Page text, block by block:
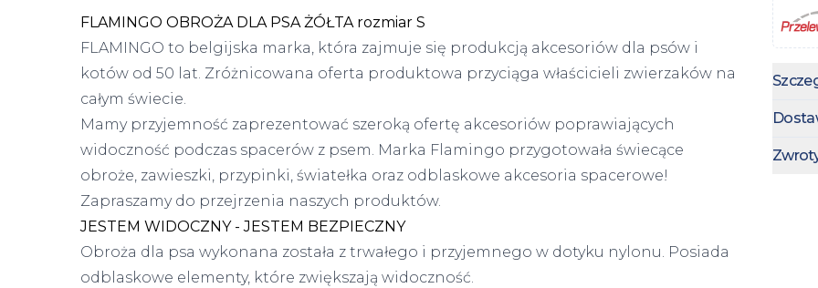
FLAMINGO OBROŻA DLA PSA ŻÓŁTA rozmiar S
FLAMINGO to belgijska marka, która zajmuje się produkcją akcesoriów dla psów i
kotów od 50 lat. Zróżnicowana oferta produktowa przyciąga właścicieli zwierzaków na
całym świecie.
Mamy przyjemność zaprezentować szeroką ofertę akcesoriów poprawiających
widoczność podczas spacerów z psem. Marka Flamingo przygotowała świecące
obroże, zawieszki, przypinki, światełka oraz odblaskowe akcesoria spacerowe!
Zapraszamy do przejrzenia naszych produktów.
JESTEM WIDOCZNY - JESTEM BEZPIECZNY
Obroża dla psa wykonana została z trwałego i przyjemnego w dotyku nylonu. Posiada
odblaskowe elementy, które zwiększają widoczność.